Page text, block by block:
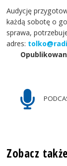
Audycję
każdą sobotę o
sprawa,
adres:
Zobacz także